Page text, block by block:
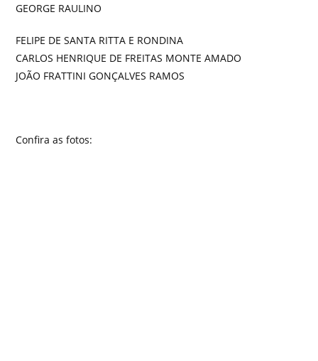
GEORGE RAULINO
FELIPE DE SANTA RITTA E RONDINA
CARLOS HENRIQUE DE FREITAS MONTE AMADO
JOÃO FRATTINI GONÇALVES RAMOS
Confira as fotos: